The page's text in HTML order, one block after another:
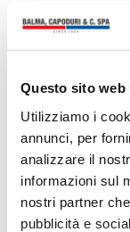
Questo sito
Utilizziamo i
annunci, per
analizzare il
informazioni sul
nostri partner
pubblicità e
Diffusore